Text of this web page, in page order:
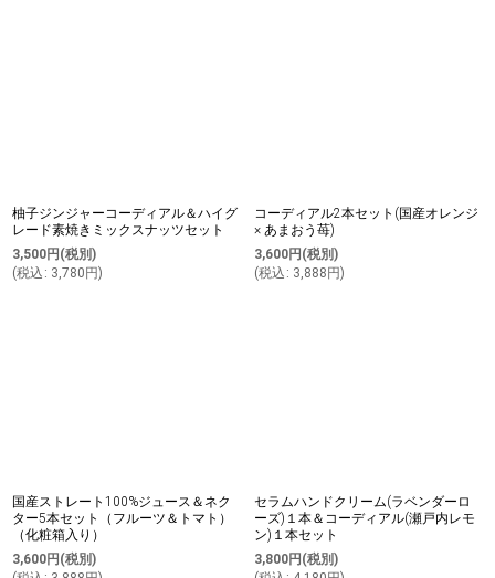
柚子ジンジャーコーディアル＆ハイグ
レード素焼きミックスナッツセット
3,500円 (税別)
(税込 : 3,780 円)
コーディアル2本セット(国産オレンジ
× あまおう苺)
3,600円 (税別)
(税込 : 3,888 円)
国産ストレート100%ジュース＆ネク
ター5本セット（フルーツ＆トマト）
（化粧箱入り）
3,600円 (税別)
セラムハンドクリーム(ラベンダーロ
ーズ)１本＆コーディアル(瀬戸内レモ
ン)１本セット
3,800円 (税別)